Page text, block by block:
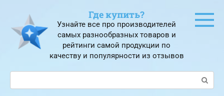
контенту
Где купить?
Узнайте все про производителей
самых разнообразных товаров и
рейтинги самой продукции по
качеству и популярности из отзывов
Поиск: